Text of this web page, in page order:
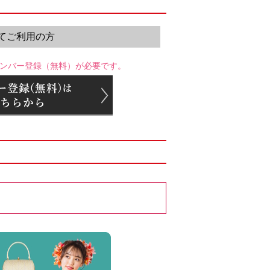
ご利用の方
バー登録（無料）が必要です。